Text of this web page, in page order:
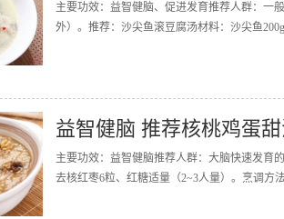
主要功效：益智健脑、促进发育推荐人群：一
外）。推荐：沙尖鱼滚豆腐汤材料：沙尖鱼
益智健脑 推荐核桃鸡蛋
主要功效：益智健脑推荐人群：大脑快速发育
去核红枣6粒、红糖适量（2~3人量）。烹调方